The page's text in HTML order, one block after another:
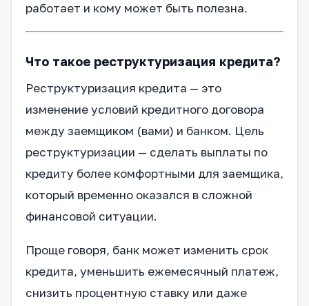
работает и кому может быть полезна.
Что такое реструктуризация кредита?
Реструктуризация кредита — это
изменение условий кредитного договора
между заемщиком (вами) и банком. Цель
реструктуризации — сделать выплаты по
кредиту более комфортными для заемщика,
который временно оказался в сложной
финансовой ситуации.
Проще говоря, банк может изменить срок
кредита, уменьшить ежемесячный платеж,
снизить процентную ставку или даже